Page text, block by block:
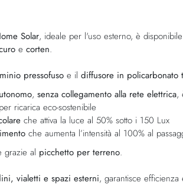
Solar, ideale per l'uso esterno, è
e corten.
pressofuso e il diffusore in policarbonato
, senza collegamento alla rete elettrica,
per ricarica eco-sostenibile
che attiva la luce al 50% sotto i 150 Lux
che aumenta l’intensità al 100% al
grazie al picchetto per terreno.
vialetti e spazi esterni, garantisce